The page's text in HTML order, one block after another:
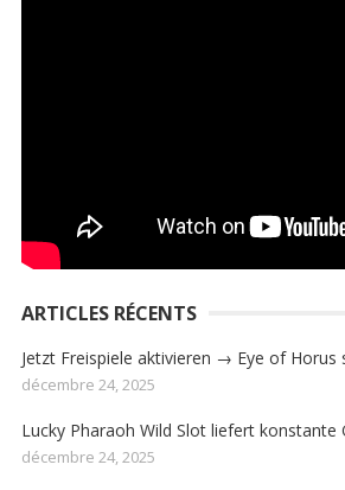
ARTICLES RÉCENTS
Jetzt Freispiele aktivieren → Eye of Horus
décembre 24, 2025
Lucky Pharaoh Wild Slot liefert konstante
décembre 24, 2025